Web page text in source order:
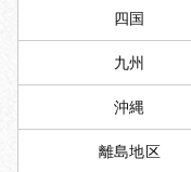
四国
九州
沖縄
離島地区